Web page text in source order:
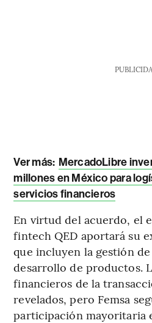
Ver más: MercadoLibre
millones en México para
servicios financieros
En virtud del acuerdo, el
fintech QED aportará su
que incluyen la gestión
desarrollo de productos.
financieros de la
revelados, pero Femsa
participación mayoritaria